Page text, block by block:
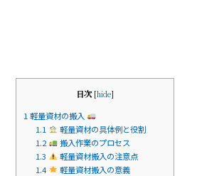
目次 [hide]
1 軽量資材の搬入
1.1
軽量資材の具体例と役割
1.2
搬入作業のプロセス
1.3
軽量資材搬入の注意点
1.4
軽量資材搬入の意義